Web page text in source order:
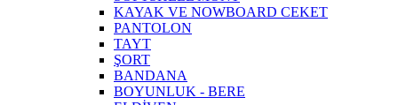
KAYAK VE NOWBOARD CEKET
PANTOLON
TAYT
ŞORT
BANDANA
BOYUNLUK - BERE